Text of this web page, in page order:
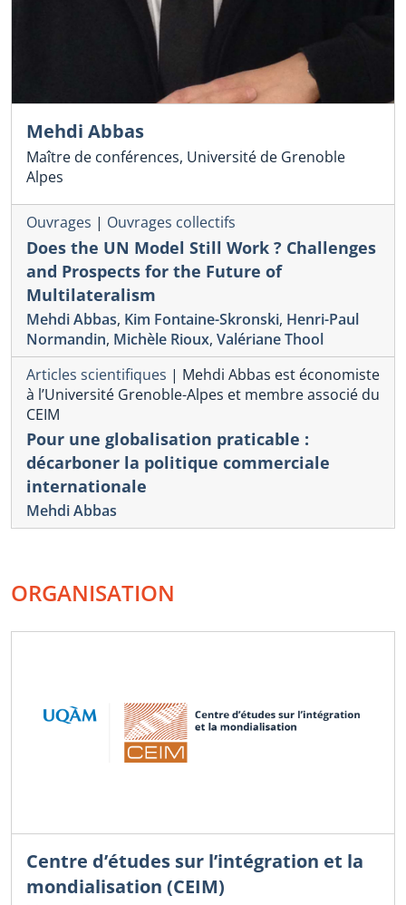
Mehdi Abbas
Maître de conférences, Université de Grenoble
Alpes
Ouvrages | Ouvrages collectifs
Does the UN Model Still Work ? Challenges
and Prospects for the Future of
Multilateralism
Mehdi Abbas, Kim Fontaine-Skronski, Henri-Paul
Normandin, Michèle Rioux, Valériane Thool
Articles scientifiques | Mehdi Abbas est économiste
à l’Université Grenoble-Alpes et membre associé du
CEIM
Pour une globalisation praticable :
décarboner la politique commerciale
internationale
Mehdi Abbas
ORGANISATION
Centre d’études sur l’intégration et la
mondialisation (CEIM)